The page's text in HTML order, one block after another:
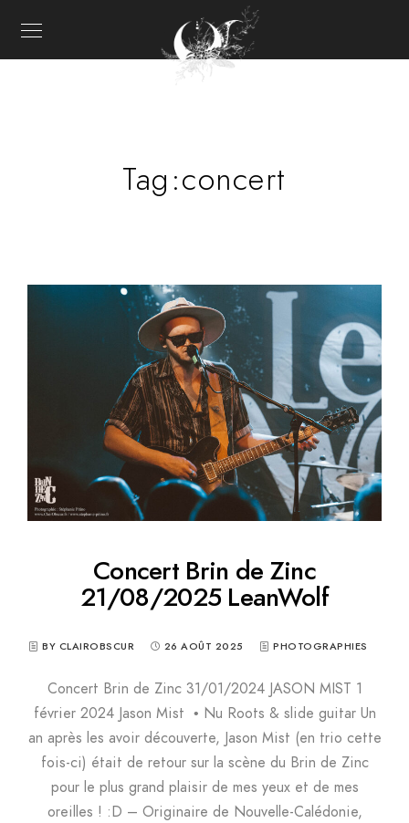
Tag:concert
Concert Brin de Zinc
21/08/2025 LeanWolf
BY CLAIROBSCUR 26 AOÛT 2025 PHOTOGRAPHIES
Concert Brin de Zinc 31/01/2024 JASON MIST 1
février 2024 Jason Mist • Nu Roots & slide guitar Un
an après les avoir découverte, Jason Mist (en trio cette
fois-ci) était de retour sur la scène du Brin de Zinc
pour le plus grand plaisir de mes yeux et de mes
oreilles ! :D – Originaire de Nouvelle-Calédonie,